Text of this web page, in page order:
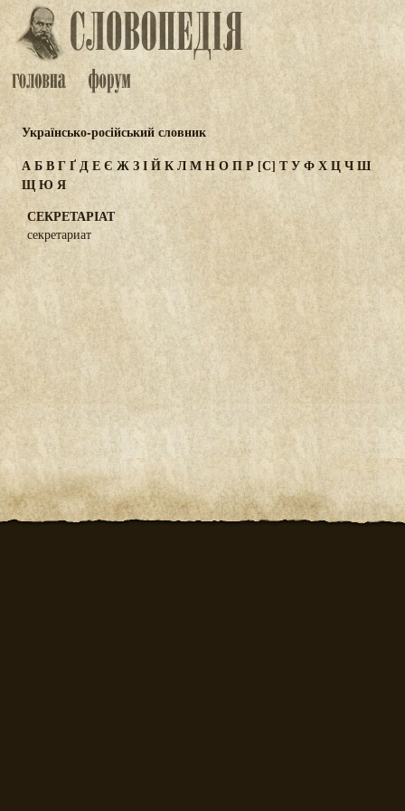
Українсько-російський словник
АБВГҐДЕЄ ЖЗІЙКЛМНОПР [С] ТУФХЦЧШ
ЩЮ Я
СЕКРЕТАРІАТ
секретариат